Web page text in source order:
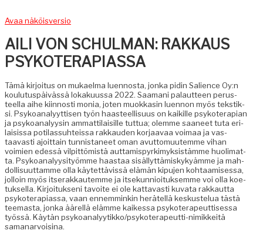
Avaa näköisversio
AILI VON SCHULMAN: RAKKAUS
PSYKOTERAPIASSA
Tämä kir­joi­tus on mukael­ma luen­nos­ta, jon­ka pidin Salience Oy:n
koulu­tus­päivässä lokaku­us­sa 2022. Saa­mani palaut­teen perus­
teel­la aihe kiin­nos­ti monia, joten muokkasin luen­non myös tek­stik­
si. Psyko­ana­lyyt­tisen työn haas­teel­lisu­us on kaikille psykoter­api­an
ja psyko­ana­lyysin ammat­ti­laisille tut­tua; olemme saa­neet tuta eri­
lai­sis­sa poti­las­suhteis­sa rakkau­den kor­jaavaa voimaa ja vas­
taavasti ajoit­tain tun­nista­neet oman avut­to­muutemme vihan
voimien edessä vil­pit­tömistä aut­tamispyrkimyk­sistämme huoli­mat­
ta. Psyko­ana­lyysi­työmme haas­taa sisäl­lyt­tämiskykyämme ja mah­
dol­lisu­ut­tamme olla käytet­tävis­sä elämän kipu­jen kohtaamises­sa,
jol­loin myös itser­akkautemme ja itsekun­nioituk­semme voi olla koe­
tuk­sel­la. Kir­joituk­seni tavoite ei ole kat­tavasti kuva­ta rakkaut­ta
psykoter­api­as­sa, vaan ennem­minkin herätel­lä keskustelua tästä
teemas­ta, jon­ka äärel­lä elämme kaikessa psykoter­apeut­tises­sa
työssä. Käytän psyko­ana­lyytikko/p­sykoter­apeut­ti-nimikkeitä
samanarvoisina.